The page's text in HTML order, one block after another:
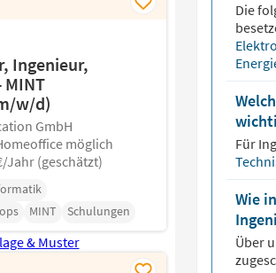
Ingenieur,
MINT
w/d)
GmbH
möglich
Jahr (geschätzt)
MINT Schulungen
Die
Für
Wie
Über